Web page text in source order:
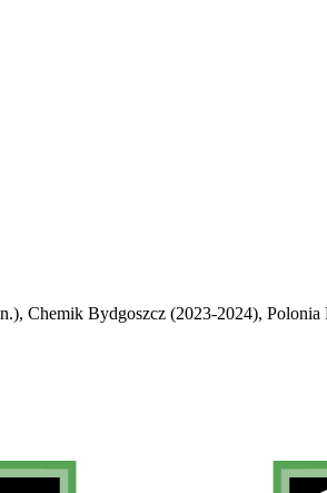
Chemik Bydgoszcz (2023-2024),